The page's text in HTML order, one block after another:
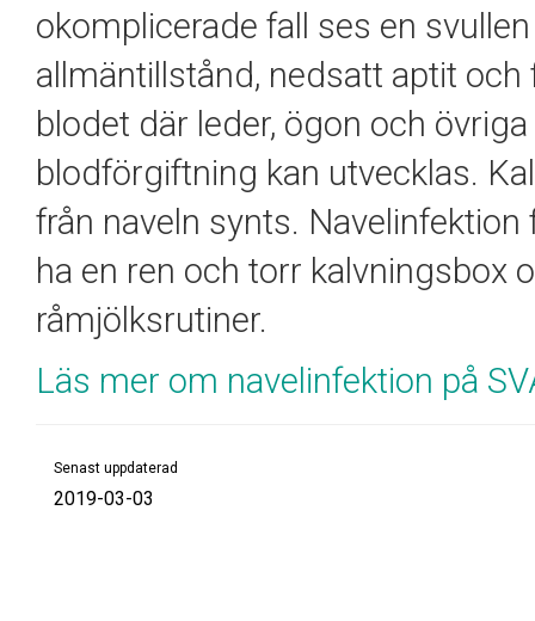
okomplicerade fall ses en
allmäntillstånd, nedsatt aptit och
blodet där leder, ögon och
blodförgiftning kan utvecklas.
från naveln synts.
ha en ren och torr kalvningsbox
råmjölksrutiner.
Läs mer om navelinfektion på
Senast uppdaterad
2019-03-03